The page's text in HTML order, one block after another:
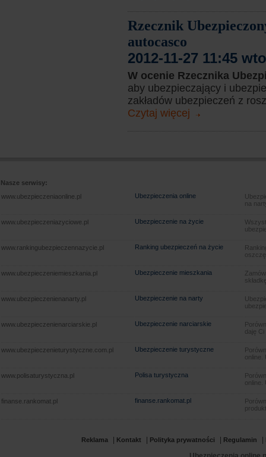
Rzecznik
autocasco
2012-11-27 11:45
W ocenie Rzecznika
aby ubezpieczający i
zakładów ubezpieczeń z
Czytaj więcej
Nasze serwisy:
www.ubezpieczeniaonline.pl
Ubezpieczenia online
na
www.ubezpieczeniazyciowe.pl Ubezpieczenie na życie
www.rankingubezpieczennazycie.pl Ranking ubezpieczeń na życie
www.ubezpieczeniemieszkania.pl Ubezpieczenie mieszkania
www.ubezpieczenienanarty.pl Ubezpieczenie na narty
www.ubezpieczenienarciarskie.pl Ubezpieczenie narciarskie
daję
www.ubezpieczenieturystyczne.com.pl Ubezpieczenie turystyczne
www.polisaturystyczna.pl Polisa turystyczna
finanse.rankomat.pl finanse.rankomat.pl
Reklama Kontakt Polityka prywatności Regulamin